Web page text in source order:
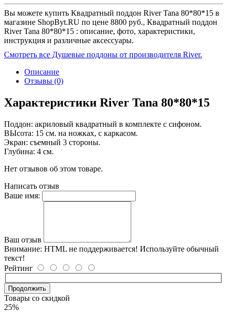
Вы можете купить Квадратный поддон River Tana 80*80*15 в
магазине ShopByt.RU по цене 8800 руб., Квадратный поддон
River Tana 80*80*15 : описание, фото, характеристики,
инструкция и различные аксессуары.
Смотреть все Душевые поддоны от производителя River.
Описание
Отзывы (0)
Характеристики River Tana 80*80*15
Поддон: акриловый квадратный в комплекте с сифоном.
ВЫсота: 15 см. на ножках, с каркасом.
Экран: съемный 3 стороны.
Глубина: 4 см.
Нет отзывов об этом товаре.
Написать отзыв
Ваше имя:
Ваш отзыв
Внимание: HTML не поддерживается! Используйте обычный
текст!
Рейтинг
Продолжить
Товары со скидкой
25%